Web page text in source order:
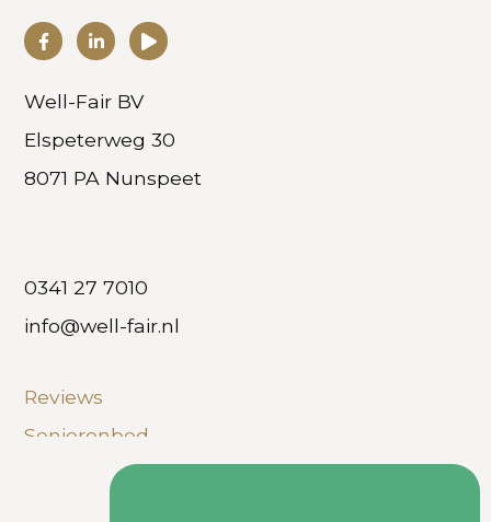
Well-Fair BV
Elspeterweg 30
8071 PA Nunspeet
0341 27 7010
info@well-fair.nl
Reviews
Seniorenbed
Hoog laag boxspring